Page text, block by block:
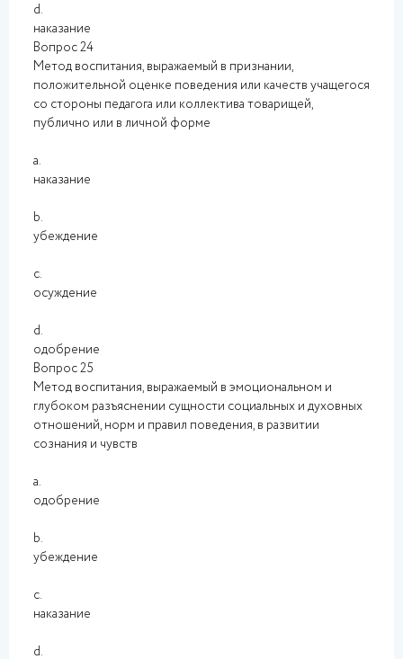
d.
наказание
Вопрос 24
Метод воспитания, выражаемый в признании,
положительной оценке поведения или качеств учащегося
со стороны педагога или коллектива товарищей,
публично или в личной форме
a.
наказание
b.
убеждение
c.
осуждение
d.
одобрение
Вопрос 25
Метод воспитания, выражаемый в эмоциональном и
глубоком разъяснении сущности социальных и духовных
отношений, норм и правил поведения, в развитии
сознания и чувств
a.
одобрение
b.
убеждение
c.
наказание
d.